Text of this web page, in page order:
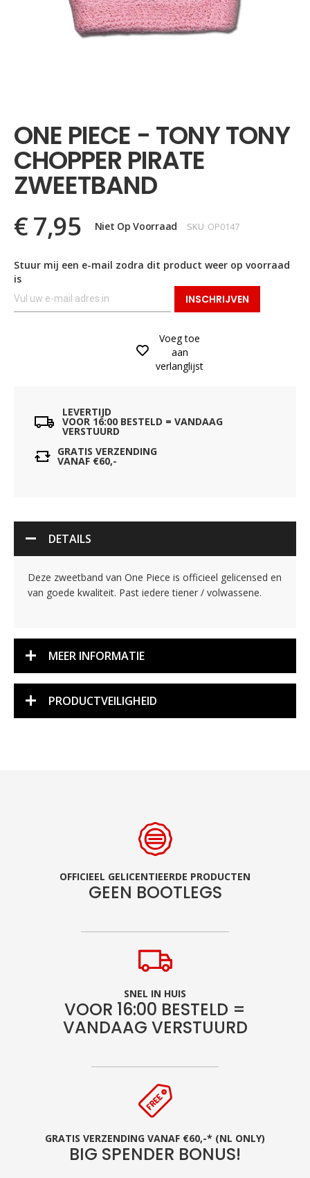
begin
van
de
afbeeldingen-
gallerij
ONE PIECE - TONY TONY
CHOPPER PIRATE
ZWEETBAND
€ 7,95 Niet Op Voorraad SKU OP0147
Stuur mij een e-mail zodra dit product weer op voorraad
is
INSCHRIJVEN
Voeg toe
aan
verlanglijst
LEVERTIJD
VOOR 16:00 BESTELD = VANDAAG
VERSTUURD
GRATIS VERZENDING
VANAF €60,-
DETAILS
Deze zweetband van One Piece is officieel gelicensed en
van goede kwaliteit. Past iedere tiener / volwassene.
MEER INFORMATIE
PRODUCTVEILIGHEID
OFFICIEEL GELICENTIEERDE PRODUCTEN
GEEN BOOTLEGS
SNEL IN HUIS
VOOR 16:00 BESTELD =
VANDAAG VERSTUURD
GRATIS VERZENDING VANAF €60,-* (NL ONLY)
BIG SPENDER BONUS!